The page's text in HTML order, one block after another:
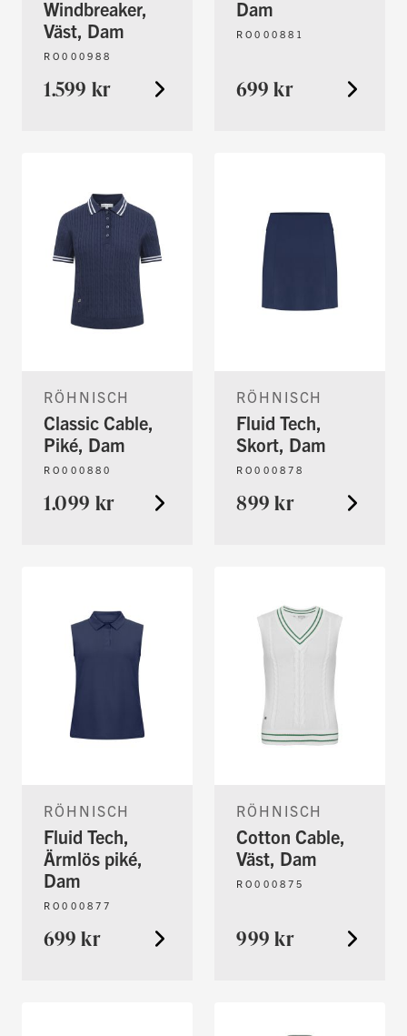
Windbreaker,
Väst, Dam
RO000988
1.599 kr
Dam
RO000881
699 kr
RÖHNISCH
Classic Cable,
Piké, Dam
RO000880
1.099 kr
RÖHNISCH
Fluid Tech,
Skort, Dam
RO000878
899 kr
RÖHNISCH
Fluid Tech,
Ärmlös piké,
Dam
RO000877
699 kr
RÖHNISCH
Cotton Cable,
Väst, Dam
RO000875
999 kr